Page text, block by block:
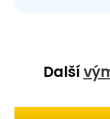
Další